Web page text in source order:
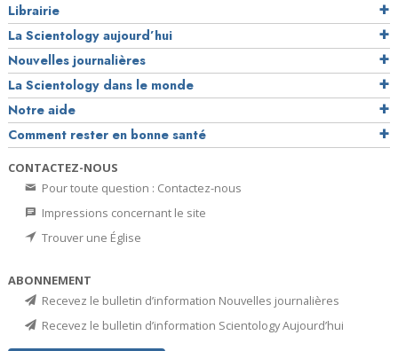
Librairie
La Scientology aujourd’hui
Nouvelles journalières
La Scientology dans le monde
Notre aide
Comment rester en bonne santé
CONTACTEZ-NOUS
Pour toute question : Contactez-nous
Impressions concernant le site
Trouver une Église
ABONNEMENT
Recevez le bulletin d’information Nouvelles journalières
Recevez le bulletin d’information Scientology Aujourd’hui